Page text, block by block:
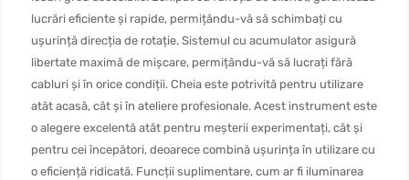
lucrări eficiente și rapide, permițându-vă să schimbați cu
ușurință direcția de rotație. Sistemul cu acumulator asigură
libertate maximă de mișcare, permițându-vă să lucrați fără
cabluri și în orice condiții. Cheia este potrivită pentru utilizare
atât acasă, cât și în ateliere profesionale. Acest instrument este
o alegere excelentă atât pentru meșterii experimentați, cât și
pentru cei începători, deoarece combină ușurința în utilizare cu
o eficiență ridicată. Funcții suplimentare, cum ar fi iluminarea